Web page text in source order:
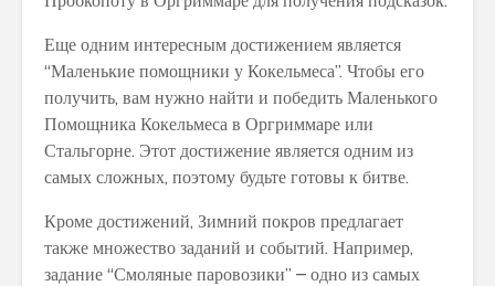
Еще одним интересным достижением является
“Маленькие помощники у Кокельмеса”. Чтобы его
получить, вам нужно найти и победить Маленького
Помощника Кокельмеса в Оргриммаре или
Стальгорне. Этот достижение является одним из
самых сложных, поэтому будьте готовы к битве.
Кроме достижений, Зимний покров предлагает
также множество заданий и событий. Например,
задание “Смоляные паровозики” – одно из самых